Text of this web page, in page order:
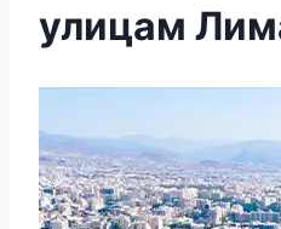
улицам